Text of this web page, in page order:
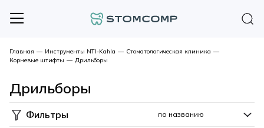
Главная — Инструменты NTI-Kahla — Стоматологическая клиника —
Корневые штифты — Дрильборы
Дрильборы
Фильтры